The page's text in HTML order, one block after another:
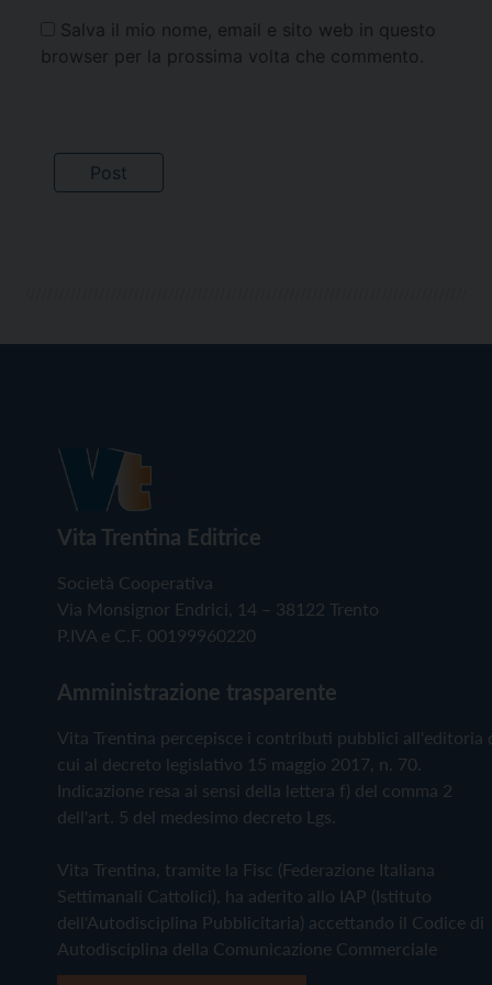
Salva il mio nome, email e sito web in questo
browser per la prossima volta che commento.
Vita Trentina Editrice
Società Cooperativa
Via Monsignor Endrici, 14 – 38122 Trento
P.IVA e C.F. 00199960220
Amministrazione trasparente
Vita Trentina percepisce i contributi pubblici all'editoria
cui al decreto legislativo 15 maggio 2017, n. 70.
Indicazione resa ai sensi della lettera f) del comma 2
dell'art. 5 del medesimo decreto Lgs.
Vita Trentina, tramite la Fisc (Federazione Italiana
Settimanali Cattolici), ha aderito allo IAP (Istituto
dell'Autodisciplina Pubblicitaria) accettando il Codice di
Autodisciplina della Comunicazione Commerciale